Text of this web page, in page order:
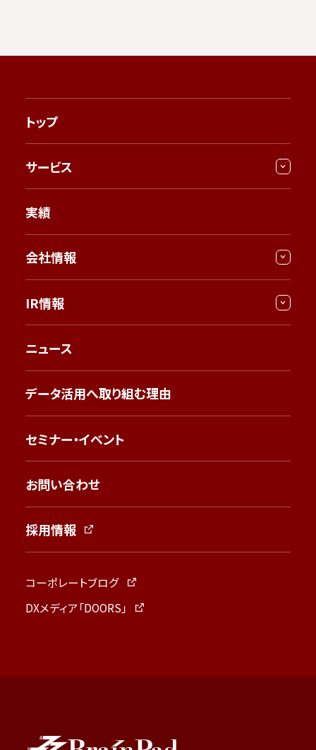
トップ
サービス
実績
会社情報
IR情報
ニュース
データ活用へ取り組む理由
セミナー・イベント
お問い合わせ
採用情報
コーポレートブログ
DXメディア「DOORS」